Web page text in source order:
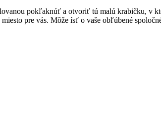
pokľaknúť a otvoriť tú malú krabičku, v
pre vás. Môže ísť o vaše obľúbené